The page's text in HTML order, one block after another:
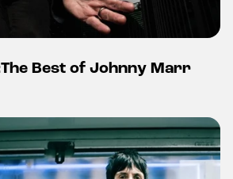
Best of Johnny Marr